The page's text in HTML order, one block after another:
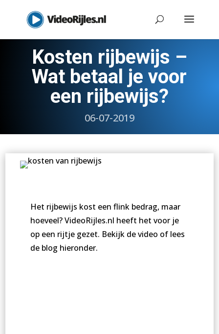
Kosten rijbewijs –
Wat betaal je voor
een rijbewijs?
06-07-2019
Het rijbewijs kost een flink bedrag, maar
hoeveel? VideoRijles.nl heeft het voor je
op een rijtje gezet. Bekijk de video of lees
de blog hieronder.